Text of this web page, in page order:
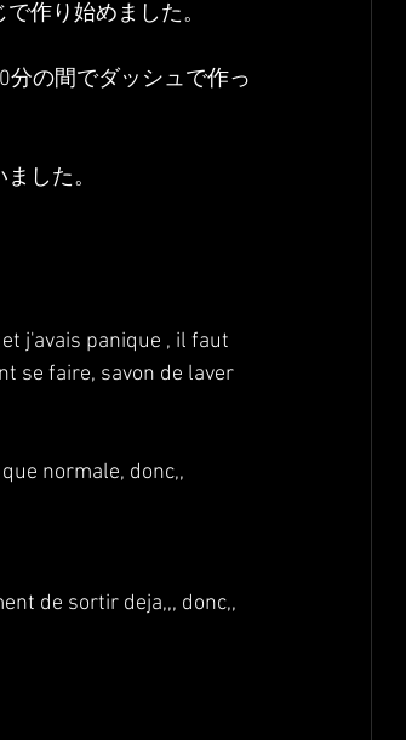
作り始めました。
の間でダッシュで作っ
した。
j'avais panique , il faut
se faire, savon de laver
normale, donc,,
de sortir deja,,, donc,,